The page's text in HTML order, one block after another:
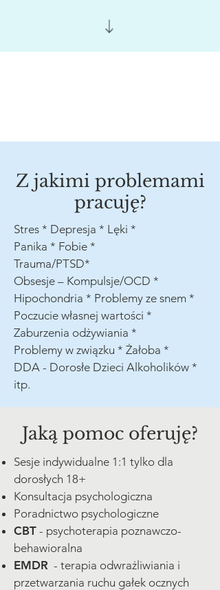
Z jakimi problemami
pracuję?
Stres * Depresja * Lęki *
Panika * Fobie *
Trauma/PTSD*
Obsesje – Kompulsje/OCD *
Hipochondria * Problemy ze snem *
Poczucie własnej wartości *
Zaburzenia odżywiania *
Problemy w związku * Żałoba *
DDA - Dorosłe Dzieci Alkoholików *
itp.
Jaką pomoc oferuję?
Sesje indywidualne 1:1 tylko dla
dorosłych 18+
Konsultacja psychologiczna
Poradnictwo psychologiczne
CBT - psychoterapia poznawczo-
behawioralna
EMDR - terapia odwrażliwiania i
przetwarzania ruchu gałek ocznych